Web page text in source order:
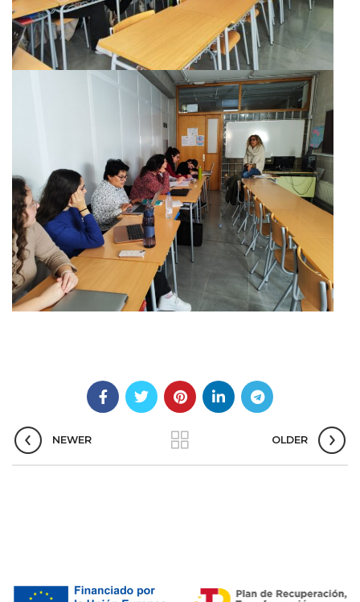
NEWER OLDER